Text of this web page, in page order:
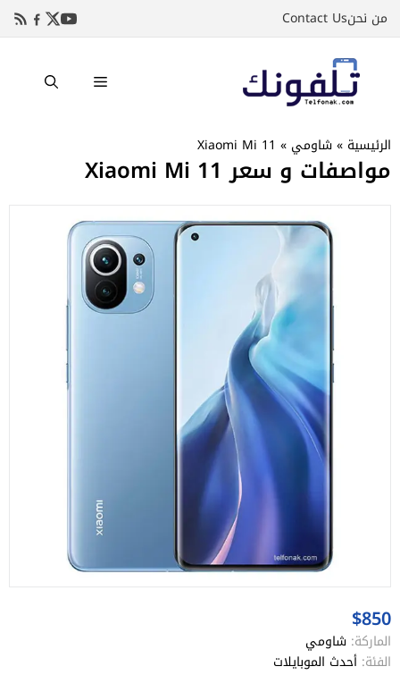
إلىمن نحنContact Us
القائمة
الرئيسية »شاومي »
Xiaomi Mi 11
مواصفات و سعر Xiaomi Mi 11
$850
الماركة: شاومي
الفئة: أحدث الموبايلات